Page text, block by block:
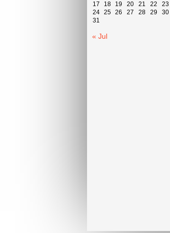
17
18 19 20 21 22
23
24 25 26 27 28 29
30
31
« Jul